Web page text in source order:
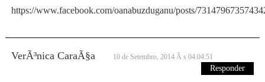
https://www.facebook.com/oanabuzduganu/posts/
VerÃ³nica CaraÃ§a 10 de Setembro, 2014 Ã s 04:04:51
Responder